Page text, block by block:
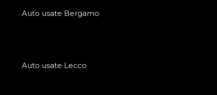
Auto usate Bergamo
Auto usate Lecco